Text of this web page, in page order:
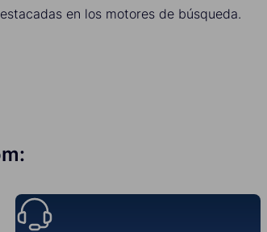
en los motores de búsqueda.